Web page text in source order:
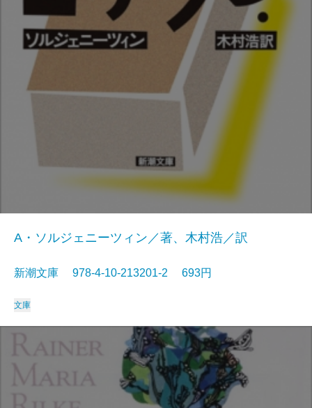
A・ソルジェニーツィン／著、木村浩／訳
新潮文庫 978-4-10-213201-2 693円
文庫